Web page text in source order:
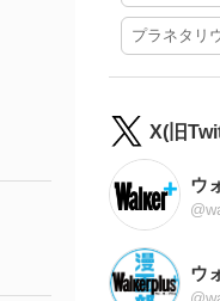
プラネタリ
X(旧
ウ
ウ